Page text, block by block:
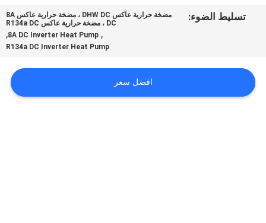
القضايا
تسليط الضوء:
مضخة حرارية عاكس DHW DC ، مضخة حرارية عاكس 8A
DC ، مضخة حرارية عاكس R134a DC
,
8A DC Inverter Heat Pump
,
R134a DC Inverter Heat Pump
افضل سعر